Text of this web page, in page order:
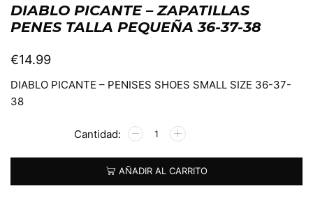
DIABLO PICANTE – ZAPATILLAS
PENES TALLA PEQUEÑA 36-37-38
€14.99
DIABLO PICANTE – PENISES SHOES SMALL SIZE 36-37-
38
AÑADIR AL CARRITO
Alternative: